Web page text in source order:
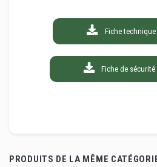
Fiche technique
Fiche de sécurité
PRODUITS DE LA MÊME